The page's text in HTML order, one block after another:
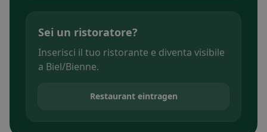
Sei un ristoratore?
Inserisci il tuo ristorante e diventa visibile
a Biel/Bienne.
Restaurant eintragen